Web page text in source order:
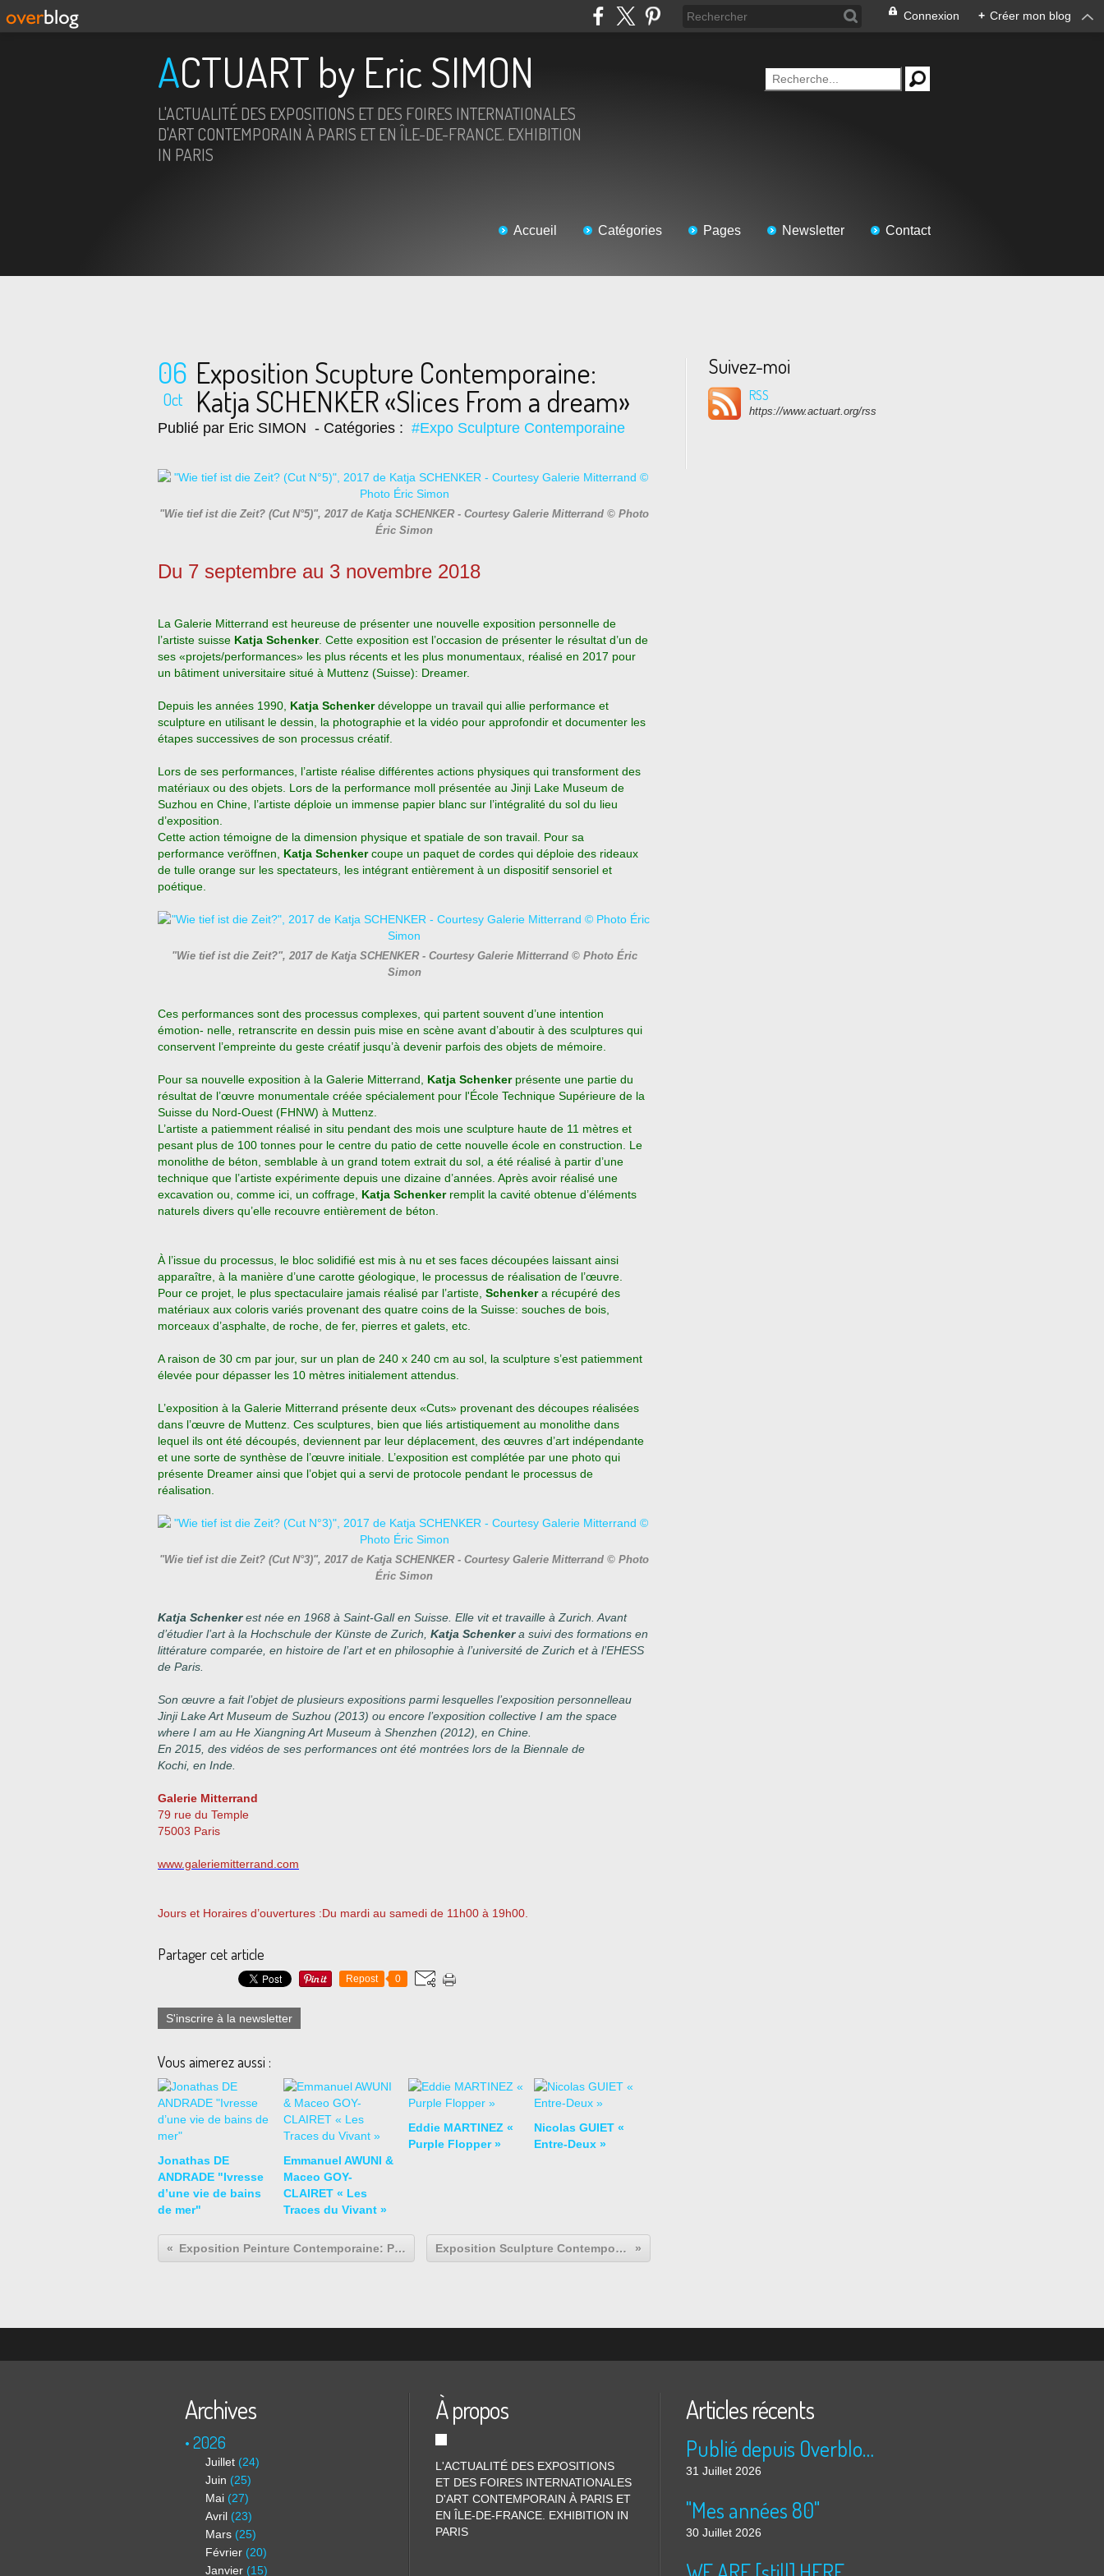
Connexion + Créer mon blog
ACTUART by Eric SIMON
L'ACTUALITÉ DES EXPOSITIONS ET DES FOIRES INTERNATIONALES
D'ART CONTEMPORAIN À PARIS ET EN ÎLE-DE-FRANCE. EXHIBITION
IN PARIS
Accueil Catégories Pages Newsletter Contact
06
Oct
Exposition Scupture Contemporaine:
Katja SCHENKER «Slices From a dream»
Publié par Eric SIMON - Catégories : #Expo Sculpture Contemporaine
"Wie tief ist die Zeit? (Cut N°5)", 2017 de Katja SCHENKER - Courtesy Galerie Mitterrand © Photo
Éric Simon
Du 7 septembre au 3 novembre 2018
La Galerie Mitterrand est heureuse de présenter une nouvelle exposition personnelle de
l’artiste suisse Katja Schenker. Cette exposition est l’occasion de présenter le résultat d’un de
ses «projets/performances» les plus récents et les plus monumentaux, réalisé en 2017 pour
un bâtiment universitaire situé à Muttenz (Suisse): Dreamer.
Depuis les années 1990, Katja Schenkerdéveloppe un travail qui allie performance et
sculpture en utilisant le dessin, la photographie et la vidéo pour approfondir et documenter les
étapes successives de son processus créatif.
Lors de ses performances, l’artiste réalise différentes actions physiques qui transforment des
matériaux ou des objets. Lors de la performance moll présentée au Jinji Lake Museum de
Suzhou en Chine, l’artiste déploie un immense papier blanc sur l’intégralité du sol du lieu
d’exposition.
Cette action témoigne de la dimension physique et spatiale de son travail. Pour sa
performance veröffnen, Katja Schenkercoupe un paquet de cordes qui déploie des rideaux
de tulle orange sur les spectateurs, les intégrant entièrement à un dispositif sensoriel et
poétique.
"Wie tief ist die Zeit?", 2017 de Katja SCHENKER - Courtesy Galerie Mitterrand © Photo Éric
Simon
Ces performances sont des processus complexes, qui partent souvent d’une intention
émotion- nelle, retranscrite en dessin puis mise en scène avant d’aboutir à des sculptures qui
conservent l’empreinte du geste créatif jusqu’à devenir parfois des objets de mémoire.
Pour sa nouvelle exposition à la Galerie Mitterrand, Katja Schenkerprésente une partie du
résultat de l’œuvre monumentale créée spécialement pour l'École Technique Supérieure de la
Suisse du Nord-Ouest (FHNW) à Muttenz.
L’artiste a patiemment réalisé in situ pendant des mois une sculpture haute de 11 mètres et
pesant plus de 100 tonnes pour le centre du patio de cette nouvelle école en construction. Le
monolithe de béton, semblable à un grand totem extrait du sol, a été réalisé à partir d’une
technique que l’artiste expérimente depuis une dizaine d’années. Après avoir réalisé une
excavation ou, comme ici, un coffrage, Katja Schenker remplit la cavité obtenue d’éléments
naturels divers qu’elle recouvre entièrement de béton.
À l’issue du processus, le bloc solidifié est mis à nu et ses faces découpées laissant ainsi
apparaître, à la manière d’une carotte géologique, le processus de réalisation de l’œuvre.
Pour ce projet, le plus spectaculaire jamais réalisé par l’artiste, Schenkera récupéré des
matériaux aux coloris variés provenant des quatre coins de la Suisse: souches de bois,
morceaux d’asphalte, de roche, de fer, pierres et galets, etc.
A raison de 30 cm par jour, sur un plan de 240 x 240 cm au sol, la sculpture s’est patiemment
élevée pour dépasser les 10 mètres initialement attendus.
L’exposition à la Galerie Mitterrand présente deux «Cuts» provenant des découpes réalisées
dans l’œuvre de Muttenz. Ces sculptures, bien que liés artistiquement au monolithe dans
lequel ils ont été découpés, deviennent par leur déplacement, des œuvres d’art indépendante
et une sorte de synthèse de l’œuvre initiale. L’exposition est complétée par une photo qui
présente Dreamer ainsi que l’objet qui a servi de protocole pendant le processus de
réalisation.
"Wie tief ist die Zeit? (Cut N°3)", 2017 de Katja SCHENKER - Courtesy Galerie Mitterrand © Photo
Éric Simon
Katja Schenkerest née en 1968 à Saint-Gall en Suisse. Elle vit et travaille à Zurich. Avant
d’étudier l’art à la Hochschule der Künste de Zurich, Katja Schenkera suivi des formations en
littérature comparée, en histoire de l’art et en philosophie à l’université de Zurich et à l’EHESS
de Paris.
Son œuvre a fait l’objet de plusieurs expositions parmi lesquelles l’exposition personnelleau
Jinji Lake Art Museum de Suzhou (2013) ou encore l’exposition collective I am the space
where I am au He Xiangning Art Museum à Shenzhen (2012), en Chine.
En 2015, des vidéos de ses performances ont été montrées lors de la Biennale de
Kochi, en Inde.
Galerie Mitterrand
79 rue du Temple
75003 Paris
www.galeriemitterrand.com
Jours et Horaires d’ouvertures :Du mardi au samedi de 11h00 à 19h00.
Partager cet article
Repost 0
S'inscrire à la newsletter
Vous aimerez aussi :
Jonathas DE
ANDRADE "Ivresse
d’une vie de bains
de mer"
Emmanuel AWUNI &
Maceo GOY-
CLAIRET « Les
Traces du Vivant »
Eddie MARTINEZ «
Purple Flopper »
Nicolas GUIET «
Entre-Deux »
Exposition Peinture Contemporaine: Peter STÄMPFLI « STÄMPFLI POP (1963-1964) » Exposition Sculpture Contemporaine : Rina BANERJEE "Native Naked..."
Suivez-moi
RSS
https://www.actuart.org/rss
Archives
2026
Juillet (24)
Juin (25)
Mai (27)
Avril (23)
Mars (25)
Février (20)
Janvier (15)
À propos
L'ACTUALITÉ DES EXPOSITIONS
ET DES FOIRES INTERNATIONALES
D'ART CONTEMPORAIN À PARIS ET
EN ÎLE-DE-FRANCE. EXHIBITION IN
PARIS
Articles récents
Publié depuis Overblog et Facebook
31 Juillet 2026
"Mes années 80"
30 Juillet 2026